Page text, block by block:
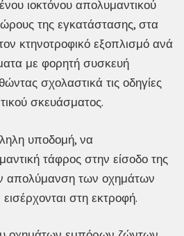
ιοκτόνου απολυμαντικού
της εγκατάστασης, στα
κτηνοτροφικό εξοπλισμό ανά
με φορητή συσκευή
σχολαστικά τις οδηγίες
σκευάσματος.
υποδομή, να
τάφρος στην είσοδο της
απολύμανση των οχημάτων
στη εκτροφή.